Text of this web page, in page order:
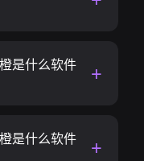
是什么软件
是什么软件